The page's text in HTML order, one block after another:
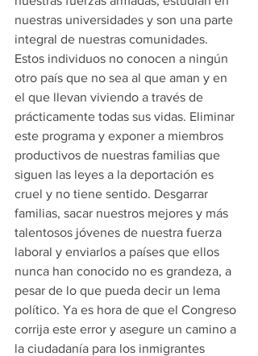
nuestras universidades y son una parte
integral de nuestras comunidades.
Estos individuos no conocen a ningún
otro país que no sea al que aman y en
el que llevan viviendo a través de
prácticamente todas sus vidas. Eliminar
este programa y exponer a miembros
productivos de nuestras familias que
siguen las leyes a la deportación es
cruel y no tiene sentido. Desgarrar
familias, sacar nuestros mejores y más
talentosos jóvenes de nuestra fuerza
laboral y enviarlos a países que ellos
nunca han conocido no es grandeza, a
pesar de lo que pueda decir un lema
político. Ya es hora de que el Congreso
corrija este error y asegure un camino a
la ciudadanía para los inmigrantes